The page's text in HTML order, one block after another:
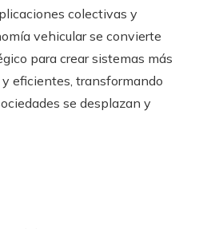
colectivas y
vehicular se convierte
para crear sistemas más
eficientes, transformando
se desplazan y